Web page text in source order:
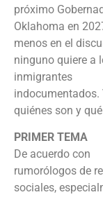
próximo
Oklahoma en
menos en el
ninguno quiere a
inmigrantes
indocumentados.
quiénes son y
PRIMER TEMA
De acuerdo con
rumorólogos de
sociales,